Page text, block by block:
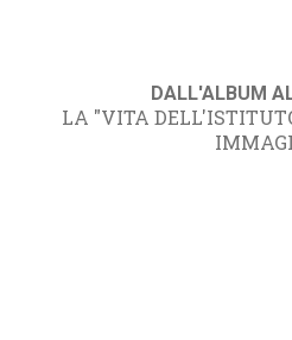
DALL'ALBUM
LA "VITA